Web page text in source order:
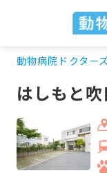
動物病院ドクター
はしもと